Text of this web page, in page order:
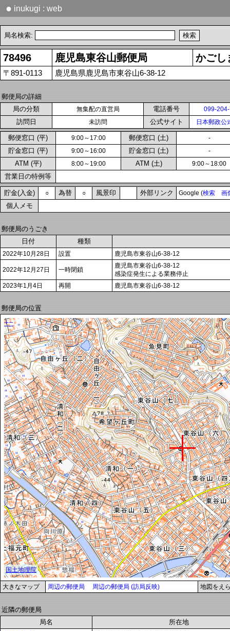
● inukugi : web
局名検索:
78496 鹿児島東谷山郵便局 かごし
〒891-0113 鹿児島県鹿児島市東谷山6-38-12
郵便局の詳細
局の分類
無集配の直営局 電話番号 099-
訪問日 未訪問 公式サイト 日本郵政公
郵便窓口 (平) 9:00～17:00 郵便窓口 (土) -
貯金窓口 (平) 9:00～16:00 貯金窓口 (土) -
ATM (平) 8:00～19:00 ATM (土) 9:00～18:00
営業日の特例等
貯金(入金) ○ 為替 ○ 風景印 外部リンク Google (検索 画
個人メモ
郵便局のうごき
日付
種類
2022年10月28日 設置 鹿児島市東谷山6-38-12
2022年12月27日 一時閉鎖
鹿児島市東谷山6-38-12
感染症発生による業務停止
2023年1月4日
再開 鹿児島市東谷山6-38-12
郵便局の位置
大きなマップ 周辺の郵便局 周辺の郵便局 (訪局反映) 地図をえ
近隣の郵便局
局名
所在地